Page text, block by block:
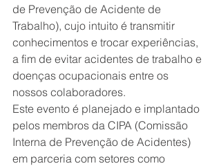
de Prevenção de Acidente de
Trabalho), cujo intuito é transmitir
conhecimentos e trocar experiências,
a fim de evitar acidentes de trabalho e
doenças ocupacionais entre os
nossos colaboradores.
Este evento é planejado e implantado
pelos membros da CIPA (Comissão
Interna de Prevenção de Acidentes)
em parceria com setores como